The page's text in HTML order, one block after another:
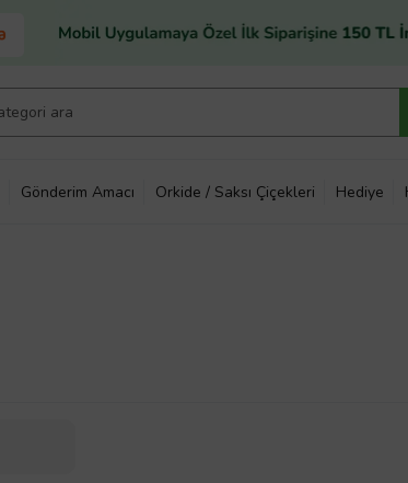
Gönderim Amacı Orkide / Saksı Çiçekleri Hediye